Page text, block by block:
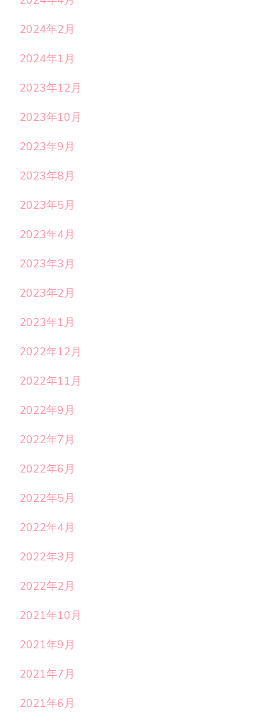
2024年2月
2024年1月
2023年12月
2023年10月
2023年9月
2023年8月
2023年5月
2023年4月
2023年3月
2023年2月
2023年1月
2022年12月
2022年11月
2022年9月
2022年7月
2022年6月
2022年5月
2022年4月
2022年3月
2022年2月
2021年10月
2021年9月
2021年7月
2021年6月